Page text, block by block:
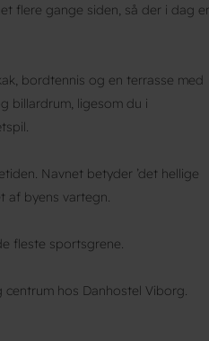
flere gange siden, så der i dag er
bordtennis og en terrasse med
billardrum, ligesom du i
Navnet betyder ’det hellige
af byens vartegn.
fleste sportsgrene.
hos Danhostel Viborg.